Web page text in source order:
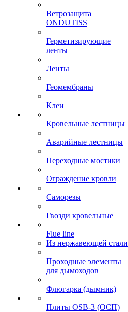
Ветрозащита
ONDUTISS
Герметизирующие
ленты
Ленты
Геомембраны
Клеи
Кровельные лестницы
Аварийные лестницы
Переходные мостики
Ограждение кровли
Саморезы
Гвозди кровельные
Flue line
Из нержавеющей стали
Проходные элементы
для дымоходов
Флюгарка (дымник)
Плиты OSB-3 (ОСП)